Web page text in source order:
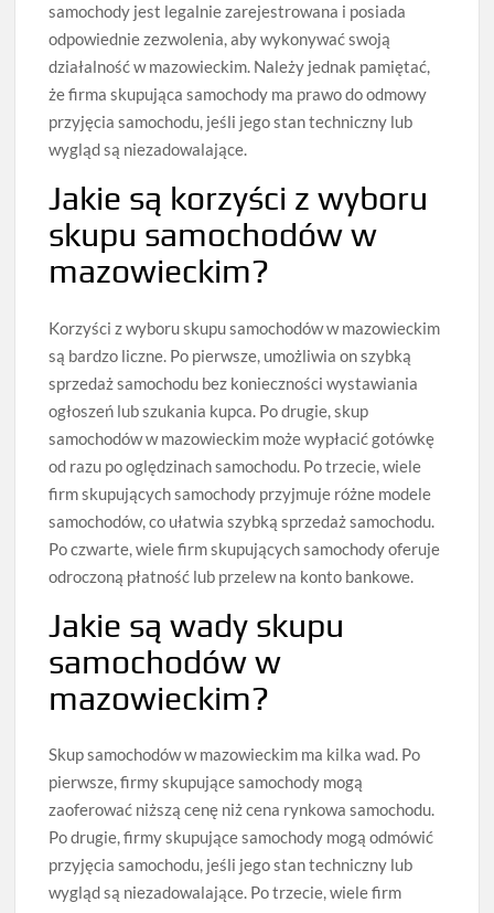
samochody jest legalnie zarejestrowana i posiada
odpowiednie zezwolenia, aby wykonywać swoją
działalność w mazowieckim. Należy jednak pamiętać,
że firma skupująca samochody ma prawo do odmowy
przyjęcia samochodu, jeśli jego stan techniczny lub
wygląd są niezadowalające.
Jakie są korzyści z wyboru
skupu samochodów w
mazowieckim?
Korzyści z wyboru skupu samochodów w mazowieckim
są bardzo liczne. Po pierwsze, umożliwia on szybką
sprzedaż samochodu bez konieczności wystawiania
ogłoszeń lub szukania kupca. Po drugie, skup
samochodów w mazowieckim może wypłacić gotówkę
od razu po oględzinach samochodu. Po trzecie, wiele
firm skupujących samochody przyjmuje różne modele
samochodów, co ułatwia szybką sprzedaż samochodu.
Po czwarte, wiele firm skupujących samochody oferuje
odroczoną płatność lub przelew na konto bankowe.
Jakie są wady skupu
samochodów w
mazowieckim?
Skup samochodów w mazowieckim ma kilka wad. Po
pierwsze, firmy skupujące samochody mogą
zaoferować niższą cenę niż cena rynkowa samochodu.
Po drugie, firmy skupujące samochody mogą odmówić
przyjęcia samochodu, jeśli jego stan techniczny lub
wygląd są niezadowalające. Po trzecie, wiele firm